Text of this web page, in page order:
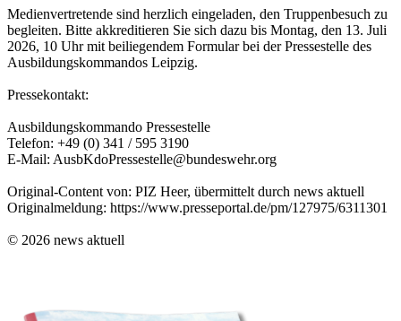
Medienvertretende sind herzlich eingeladen, den Truppenbesuch zu
begleiten. Bitte akkreditieren Sie sich dazu bis Montag, den 13. Juli
2026, 10 Uhr mit beiliegendem Formular bei der Pressestelle des
Ausbildungskommandos Leipzig.
Pressekontakt:
Ausbildungskommando Pressestelle
Telefon: +49 (0) 341 / 595 3190
E-Mail: AusbKdoPressestelle@bundeswehr.org
Original-Content von: PIZ Heer, übermittelt durch news aktuell
Originalmeldung: https://www.presseportal.de/pm/127975/6311301
© 2026 news aktuell